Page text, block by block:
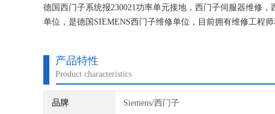
德国西门子系统报230021功率单元接地，西门子伺服器维修
单位，是德国SIEMENS西门子维修单位，目前拥有维修工程
产品特性
Product characteristics
品牌 Siemens/西门子